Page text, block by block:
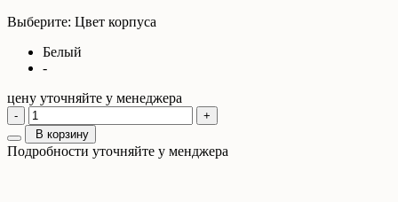
Выберите: Цвет корпуса
Белый
-
цену уточняйте у менеджера
-
+
В корзину
Подробности уточняйте у менджера